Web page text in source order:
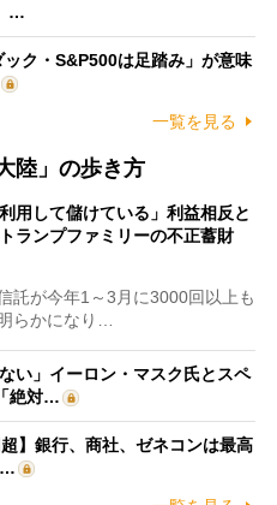
…
ック・S&P500は足踏み」が意味
一覧を見る
陸」の歩き方
用して儲けている」利益相反と
ランプファミリーの不正蓄財
託が今年1～3月に3000回以上も
らかになり…
い」イーロン・マスク氏とスペ
絶対…
】銀行、商社、ゼネコンは最高
…